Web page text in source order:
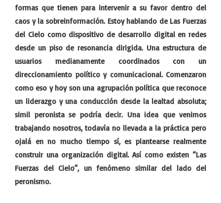
formas que tienen para intervenir a su favor dentro del
caos y la sobreinformación. Estoy hablando de Las Fuerzas
del Cielo como dispositivo de desarrollo digital en redes
desde un piso de resonancia dirigida. Una estructura de
usuarios medianamente coordinados con un
direccionamiento político y comunicacional. Comenzaron
como eso y hoy son una agrupación política que reconoce
un liderazgo y una conducción desde la lealtad absoluta;
simil peronista se podría decir. Una idea que venimos
trabajando nosotros, todavía no llevada a la práctica pero
ojalá en no mucho tiempo sí, es plantearse realmente
construir una organización digital. Así como existen “Las
Fuerzas del Cielo”, un fenómeno similar del lado del
peronismo.